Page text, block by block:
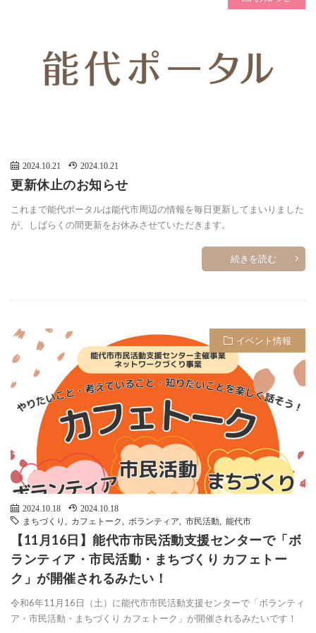
2024.10.21 2024.10.21
更新休止のお知らせ
これまで能代ポータルは能代市周辺の情報を毎日更新してまいりました
が、しばらくの間更新をお休みさせていただきます。
続きを読む
イベント情報
2024.10.18
2024.10.18
まちづくり
カフェトーク ボランティア 市民活動 能代市
【11月16日】能代市市民活動支援センターで「ボ
ランティア・市民活動・まちづくり カフェトー
ク」が開催されるみたい！
令和6年11月16日（土）に能代市市民活動支援センターで「ボランティ
ア・市民活動・まちづくり カフェトーク」が開催されるみたいです！